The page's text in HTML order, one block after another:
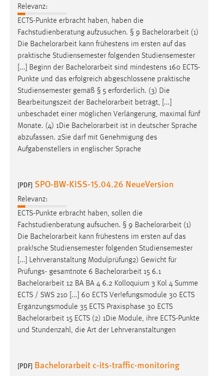
Relevanz:
ECTS-Punkte erbracht haben, haben die
Fachstudienberatung aufzusuchen. § 9 Bachelorarbeit (1)
Die Bachelorarbeit kann frühestens im ersten auf das
praktische Studiensemester folgenden Studiensemester
[...] Beginn der Bachelorarbeit sind mindestens 160 ECTS-
Punkte und das erfolgreich abgeschlossene praktische
Studiensemester gemäß § 5 erforderlich. (3) Die
Bearbeitungszeit der Bachelorarbeit beträgt, [...]
unbeschadet einer möglichen Verlängerung, maximal fünf
Monate. (4) 1Die Bachelorarbeit ist in deutscher Sprache
abzufassen. 2Sie darf mit Genehmigung des
Aufgabenstellers in englischer Sprache
[PDF] SPO-BW-KISS-15.04.26 NeueVersion
Relevanz:
ECTS-Punkte erbracht haben, sollen die
Fachstudienberatung aufsuchen. § 9 Bachelorarbeit (1)
Die Bachelorarbeit kann frühestens im ersten auf das
prak!sche Studiensemester folgenden Studiensemester
[...] Lehrveranstaltung Modulprüfung2) Gewicht für
Prüfungs- gesamtnote 6 Bachelorarbeit 15 6.1
Bachelorarbeit 12 BA BA 4 6.2 Kolloquium 3 Kol 4 Summe
ECTS / SWS 210 [...] 60 ECTS Ver!efungsmodule 30 ECTS
Ergänzungsmodule 35 ECTS Praxisphase 30 ECTS
Bachelorarbeit 15 ECTS (2) 1Die Module, ihre ECTS-Punkte
und Stundenzahl, die Art der Lehrveranstaltungen
[PDF] Bachelorarbeit c-its-traffic-monitoring
staticfilecache
Zweck:
Für performante Seitenauslieferung wird in diesem Cookie
gespeichert, ob man eingeloggt ist.
Sprachpräferenz
Name:
site-language-preference
Zweck:
Das Cookie speichert die gewählte Sprache der Website.
Cookie Laufzeit:
Chat
Name:
MibewSessionID, MIBEW_UserID, mibew_locale, mibew-
chat-frame-style-5e9dbeb1811c0446
Zweck:
Wird benötigt um die Chatfunktion nutzen zu können.
Cookie Laufzeit:
MibewSessionID, mibew-chat-frame-style-
5e9dbeb1811c0446 = Sitzungslaufzeit, mibew_locale = 3
Jahre, MIBEW_UserID = 1 Jahr
Login
fe_user, be_user, be_lastLoginProvider